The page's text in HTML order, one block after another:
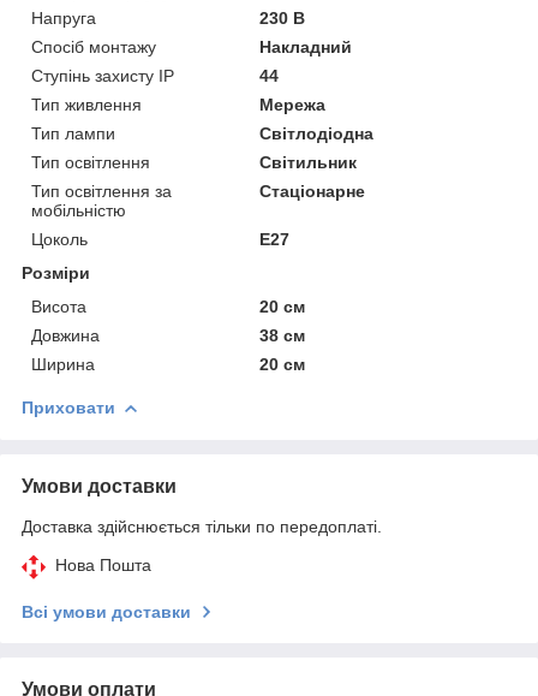
Напруга
230 В
Спосіб монтажу
Накладний
Ступінь захисту IP
44
Тип живлення
Мережа
Тип лампи
Світлодіодна
Тип освітлення
Світильник
Тип освітлення за
мобільністю
Стаціонарне
Цоколь
E27
Розміри
Висота
20 см
Довжина
38 см
Ширина
20 см
Приховати
Умови доставки
Доставка здійснюється тільки по передоплаті.
Нова Пошта
Всі умови доставки
Умови оплати